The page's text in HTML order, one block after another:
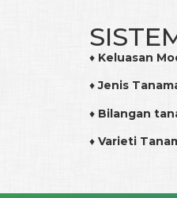
♦ Keluasan
♦Jenis
♦ Bilangan
♦ Varieti